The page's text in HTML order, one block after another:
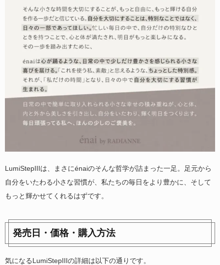
LumiStepIIIは、まさにénaiのそんな哲学が詰まった一足。足元から
自分をいたわる小さな習慣が、私たちの毎日をより豊かに、そして
もっと輝かせてくれるはずです。
発売日・価格・購入方法
気になるLumiStepIIIの詳細は以下の通りです。